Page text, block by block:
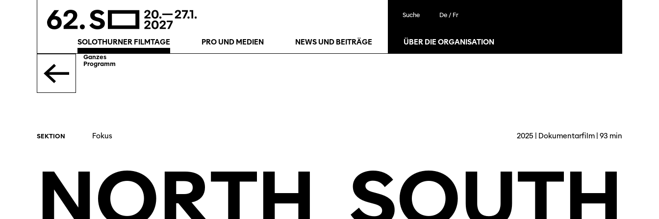
Suche De / Fr
SOLOTHURNER FILMTAGE PRO UND MEDIEN NEWS UND BEITRÄGE ÜBER DIE ORGANISATION
Ganzes
Programm
SEKTION Fokus 2025 | Dokumentarfilm | 93 min
NORTH SOUTH